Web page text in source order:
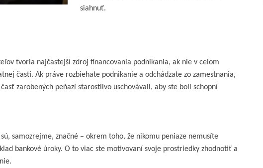
siahnuť.
tvoria najčastejší zdroj financovania podnikania, ak nie v celom
časti. Ak práve rozbiehate podnikanie a odchádzate zo zamestnania,
zarobených peňazí starostlivo uschovávali, aby ste boli schopní
samozrejme, značné – okrem toho, že nikomu peniaze nemusíte
bankové úroky. O to viac ste motivovaní svoje prostriedky zhodnotiť a